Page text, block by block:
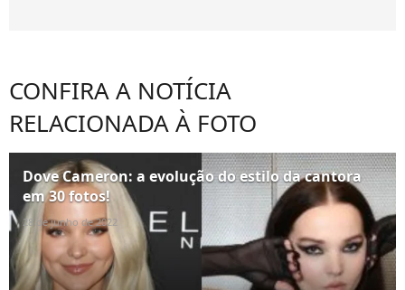
CONFIRA A NOTÍCIA
RELACIONADA À FOTO
Dove Cameron: a evolução do estilo da cantora
em 30 fotos!
28 de junho de 2022